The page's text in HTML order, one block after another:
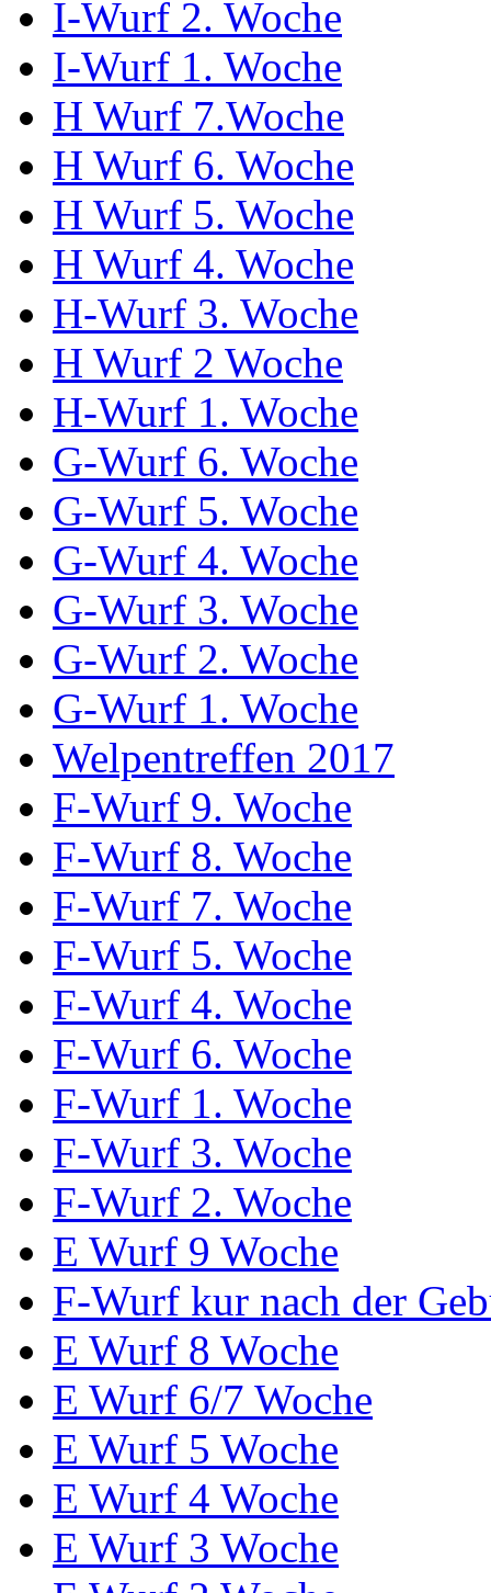
I-Wurf 2. Woche
I-Wurf 1. Woche
H Wurf 7.Woche
H Wurf 6. Woche
H Wurf 5. Woche
H Wurf 4. Woche
H-Wurf 3. Woche
H Wurf 2 Woche
H-Wurf 1. Woche
G-Wurf 6. Woche
G-Wurf 5. Woche
G-Wurf 4. Woche
G-Wurf 3. Woche
G-Wurf 2. Woche
G-Wurf 1. Woche
Welpentreffen 2017
F-Wurf 9. Woche
F-Wurf 8. Woche
F-Wurf 7. Woche
F-Wurf 5. Woche
F-Wurf 4. Woche
F-Wurf 6. Woche
F-Wurf 1. Woche
F-Wurf 3. Woche
F-Wurf 2. Woche
E Wurf 9 Woche
F-Wurf kur nach der
E Wurf 8 Woche
E Wurf 6/7 Woche
E Wurf 5 Woche
E Wurf 4 Woche
E Wurf 3 Woche